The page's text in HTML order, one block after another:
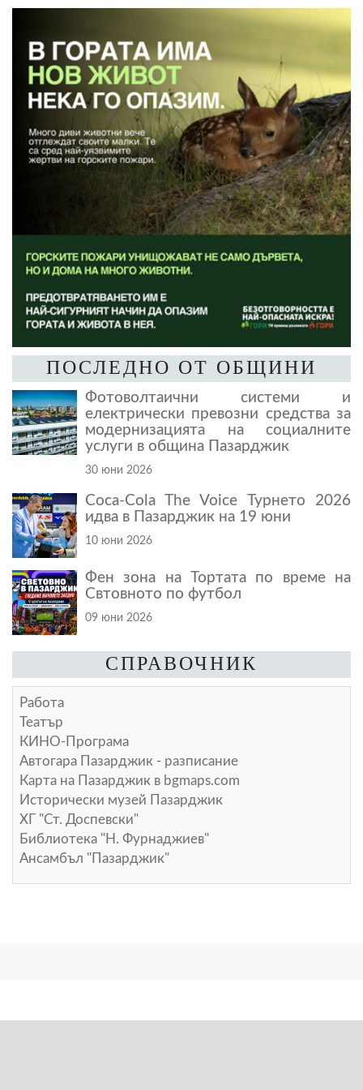
ПОСЛЕДНО ОТ ОБЩИНИ
Фотоволтаични системи и
електрически превозни средства за
модернизацията на социалните
услуги в община Пазарджик
30 юни 2026
Coca-Cola The Voice Турнето 2026
идва в Пазарджик на 19 юни
10 юни 2026
Фен зона на Тортата по време на
Свтовното по футбол
09 юни 2026
СПРАВОЧНИК
Работа
Театър
КИНО-Програма
Автогара Пазарджик - разписание
Карта на Пазарджик в bgmaps.com
Исторически музей Пазарджик
ХГ "Ст. Доспевски"
Библиотека "Н. Фурнаджиев"
Ансамбъл "Пазарджик"